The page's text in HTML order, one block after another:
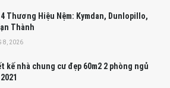
4 Thương Hiệu Nệm: Kymdan, Dunlopillo,
Thành
8, 2026
kế nhà chung cư đẹp 60m2 2 phòng ngủ